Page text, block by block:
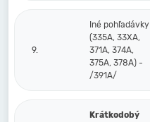
9.
Iné pohľadávky
(335A, 33XA,
371A, 374A,
375A, 378A) -
/391A/
Krátkodobý